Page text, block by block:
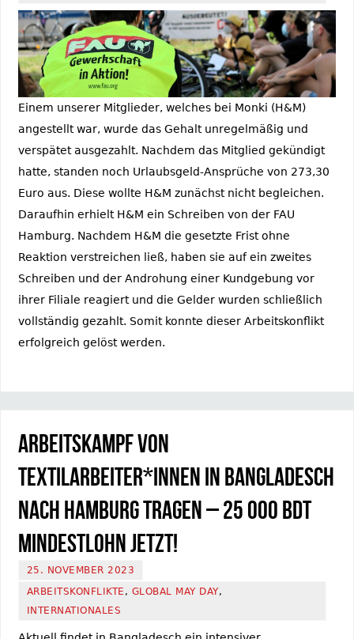
Einem unserer Mitglieder, welches bei Monki (H&M)
angestellt war, wurde das Gehalt unregelmäßig und
verspätet ausgezahlt. Nachdem das Mitglied gekündigt
hatte, standen noch Urlaubsgeld-Ansprüche von 273,30
Euro aus. Diese wollte H&M zunächst nicht begleichen.
Daraufhin erhielt H&M ein Schreiben von der FAU
Hamburg. Nachdem H&M die gesetzte Frist ohne
Reaktion verstreichen ließ, haben sie auf ein zweites
Schreiben und der Androhung einer Kundgebung vor
ihrer Filiale reagiert und die Gelder wurden schließlich
vollständig gezahlt. Somit konnte dieser Arbeitskonflikt
erfolgreich gelöst werden.
Arbeitskampf von
Textilarbeiter*innen in Bangladesch
nach Hamburg tragen – 25 000 BDT
Mindestlohn jetzt!
25. NOVEMBER 2023
ARBEITSKONFLIKTE , GLOBAL MAY DAY,
INTERNATIONALES